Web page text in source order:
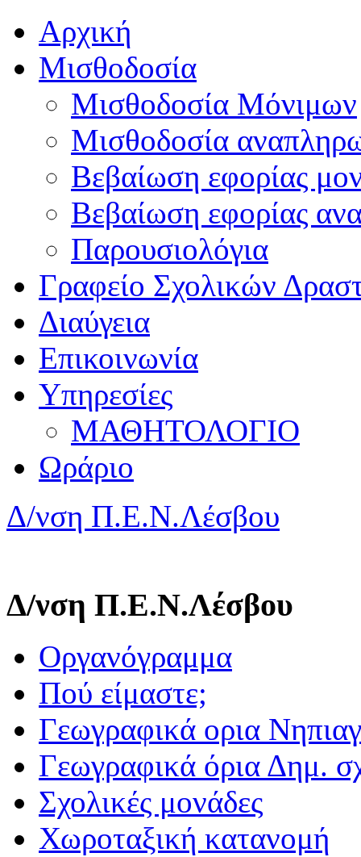
Αρχική
Μισθοδοσία
Μισθοδοσία Μόνιμων
Μισθοδοσία
Βεβαίωση εφορίας
Βεβαίωση εφορίας
Παρουσιολόγια
Γραφείο Σχολικών
Διαύγεια
Επικοινωνία
Υπηρεσίες
ΜΑΘΗΤΟΛΟΓΙΟ
Ωράριο
Δ/νση Π.Ε.Ν.Λέσβου
Δ/νση Π.Ε.Ν.Λέσβου
Οργανόγραμμα
Πού είμαστε;
Γεωγραφικά ορια
Γεωγραφικά όρια Δημ.
Σχολικές μονάδες
Χωροταξική κατανομή